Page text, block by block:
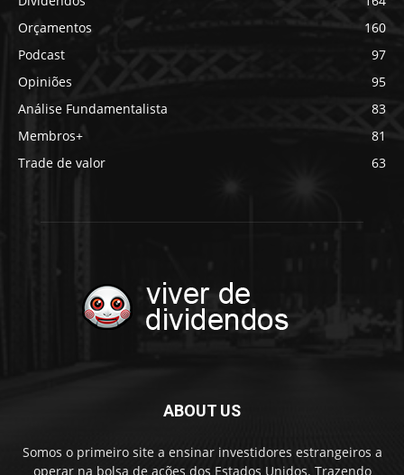
Orçamentos
160
Podcast
97
Opiniões
95
Análise Fundamentalista
83
Membros+
81
Trade de valor
63
ABOUT US
Somos o primeiro site a ensinar investidores estrangeiros a
operar na bolsa de ações dos Estados Unidos. Trazendo